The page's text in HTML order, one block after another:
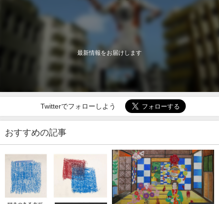
最新情報をお届けします
Twitterでフォローしよう
おすすめの記事